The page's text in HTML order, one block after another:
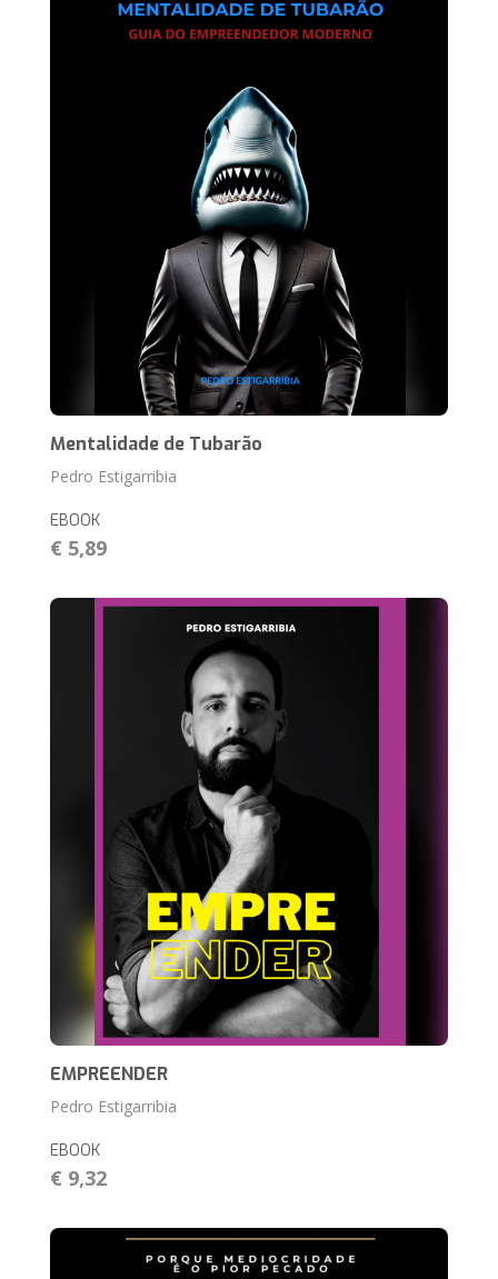
Mentalidade de Tubarão
Pedro Estigarribia
EBOOK
€ 5,89
EMPREENDER
Pedro Estigarribia
EBOOK
€ 9,32